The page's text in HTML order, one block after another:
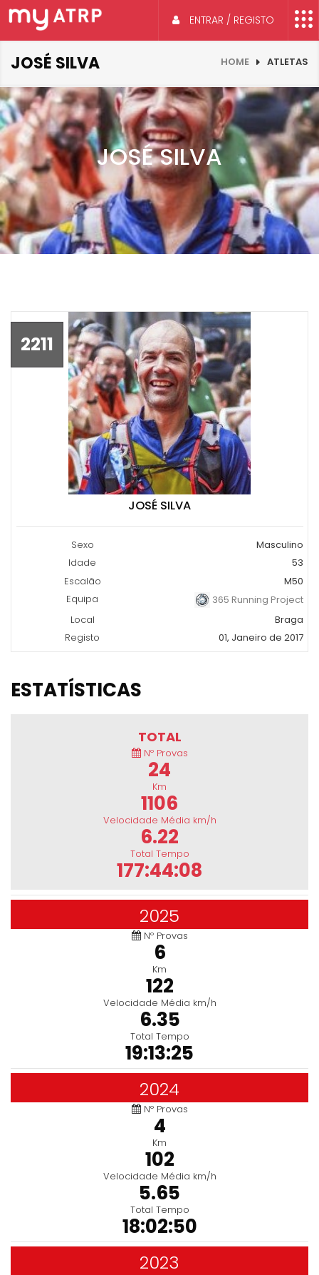
ENTRAR / REGISTO
JOSÉ SILVA HOME ATLETAS
JOSÉ SILVA
2211
JOSÉ SILVA
Sexo
Masculino
Idade
53
Escalão
M50
Equipa
365 Running Project
Local
Braga
Registo
01, Janeiro de 2017
ESTATÍSTICAS
TOTAL
Nº Provas
24
Km
1106
Velocidade Média km/h
6.22
Total Tempo
177:44:08
2025
Nº Provas
6
Km
122
Velocidade Média km/h
6.35
Total Tempo
19:13:25
2024
Nº Provas
4
Km
102
Velocidade Média km/h
5.65
Total Tempo
18:02:50
2023